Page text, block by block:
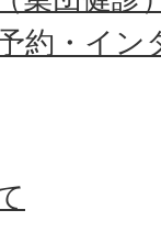
約・イン